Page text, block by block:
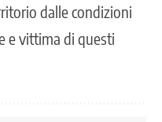
dalle condizioni
e vittima di questi